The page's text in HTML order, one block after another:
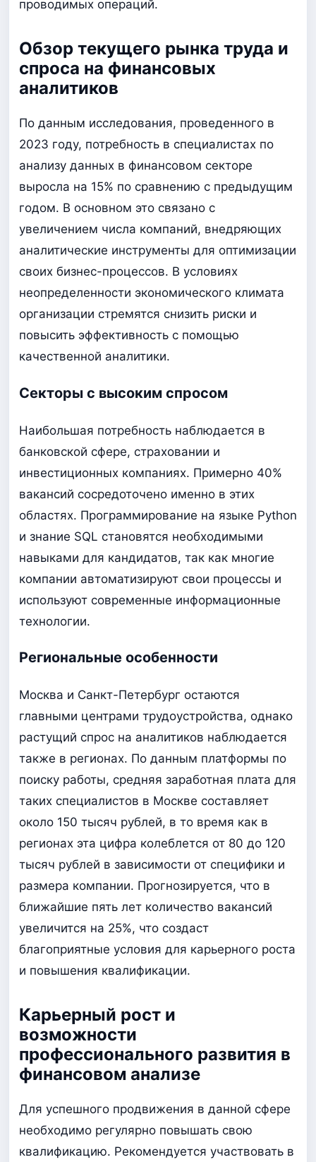
проводимых операций.
Обзор текущего рынка труда и
спроса на финансовых
аналитиков
По данным исследования, проведенного в
2023 году, потребность в специалистах по
анализу данных в финансовом секторе
выросла на 15% по сравнению с предыдущим
годом. В основном это связано с
увеличением числа компаний, внедряющих
аналитические инструменты для оптимизации
своих бизнес-процессов. В условиях
неопределенности экономического климата
организации стремятся снизить риски и
повысить эффективность с помощью
качественной аналитики.
Секторы с высоким спросом
Наибольшая потребность наблюдается в
банковской сфере, страховании и
инвестиционных компаниях. Примерно 40%
вакансий сосредоточено именно в этих
областях. Программирование на языке Python
и знание SQL становятся необходимыми
навыками для кандидатов, так как многие
компании автоматизируют свои процессы и
используют современные информационные
технологии.
Региональные особенности
Москва и Санкт-Петербург остаются
главными центрами трудоустройства, однако
растущий спрос на аналитиков наблюдается
также в регионах. По данным платформы по
поиску работы, средняя заработная плата для
таких специалистов в Москве составляет
около 150 тысяч рублей, в то время как в
регионах эта цифра колеблется от 80 до 120
тысяч рублей в зависимости от специфики и
размера компании. Прогнозируется, что в
ближайшие пять лет количество вакансий
увеличится на 25%, что создаст
благоприятные условия для карьерного роста
и повышения квалификации.
Карьерный рост и
возможности
профессионального развития в
финансовом анализе
Для успешного продвижения в данной сфере
необходимо регулярно повышать свою
квалификацию. Рекомендуется участвовать в